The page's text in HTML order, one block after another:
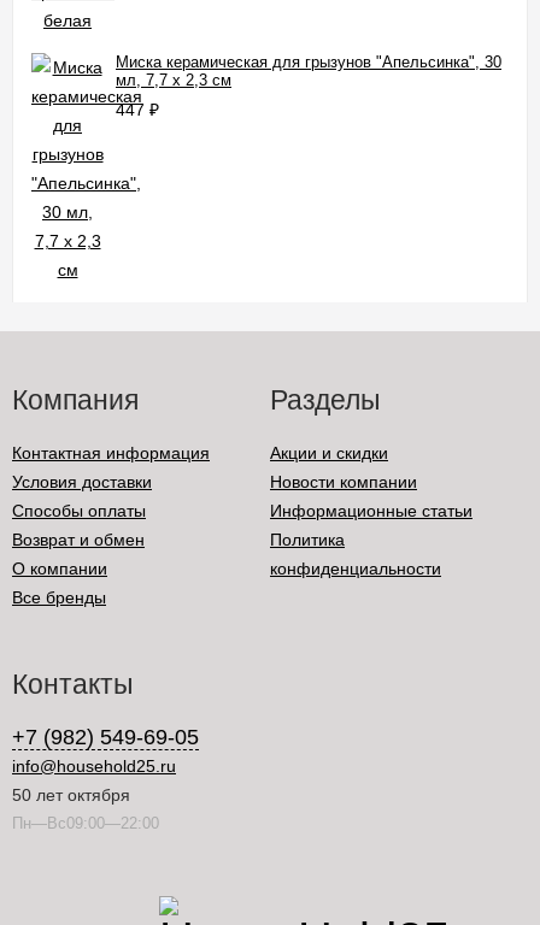
Миска керамическая для грызунов "Апельсинка", 30
мл, 7,7 х 2,3 см
447 ₽
Компания
Контактная информация
Условия доставки
Способы оплаты
Возврат и обмен
О компании
Все бренды
Разделы
Акции и скидки
Новости компании
Информационные статьи
Политика
конфиденциальности
Контакты
+7 (982) 549-69-05
info@household25.ru
50 лет октября
Пн—Вс09:00—22:00